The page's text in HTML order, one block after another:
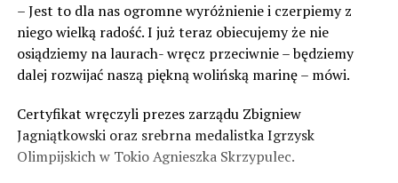
– Jest to dla nas ogromne wyróżnienie i czerpiemy z
niego wielką radość. I już teraz obiecujemy że nie
osiądziemy na laurach- wręcz przeciwnie – będziemy
dalej rozwijać naszą piękną wolińską marinę – mówi.
Certyfikat wręczyli prezes zarządu Zbigniew
Jagniątkowski oraz srebrna medalistka Igrzysk
Olimpijskich w Tokio Agnieszka Skrzypulec.